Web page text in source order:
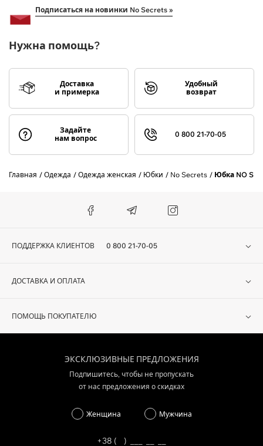
Подписаться на новинки No Secrets »
Нужна помощь?
Доставка
и примерка
Удобный
возврат
Задайте
нам вопрос
0 800 21-70-05
Главная Одежда Одежда женская Юбки No Secrets Юбка NO
ПОДДЕРЖКА КЛИЕНТОВ 0 800 21-70-05
ДОСТАВКА И ОПЛАТА
ПОМОЩЬ ПОКУПАТЕЛЮ
ЭКСКЛЮЗИВНЫЕ ПРЕДЛОЖЕНИЯ
Подпишитесь, чтобы не пропускать
от нас предложения о скидках
Женщина Мужчина